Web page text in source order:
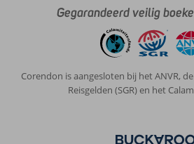
Gegarandeerd veilig
Corendon is aangesloten bij het ANVR,
Reisgelden (SGR) en het